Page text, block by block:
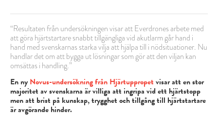
“Resultaten från undersökningen visar att Everdrones arbete med
att göra hjärtstartare snabbt tillgängliga vid akutlarm går hand i
hand med svenskarnas starka vilja att hjälpa till i nödsituationer. Nu
handlar det om att bygga ut lösningar som gör att den viljan kan
omsättas i handling.”
En nyNovus-undersökning från Hjärtuppropet visar att en stor
majoritet av svenskarna är villiga att ingripa vid ett hjärtstopp
men att brist på kunskap, trygghet och tillgång till hjärtstartare
är avgörande hinder.